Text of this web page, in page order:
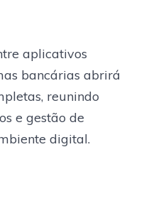
aplicativos
bancárias abrirá
reunindo
e gestão de
digital.